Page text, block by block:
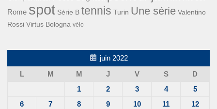
Rome spot Série B tennis Turin Une série Valentino
Rossi Virtus Bologna vélo
juin 2022
L
M M J V S
D
1
2 3 4
5
6
7 8 9 10 11
12